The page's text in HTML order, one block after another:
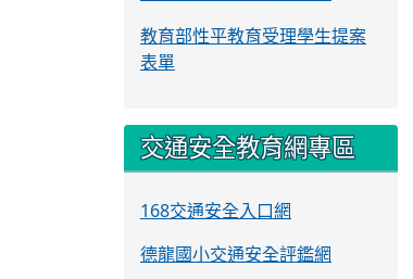
教育部性平教育受理學生提案
表單
交通安全教育網專區
168交通安全入口網
德龍國小交通安全評鑑網